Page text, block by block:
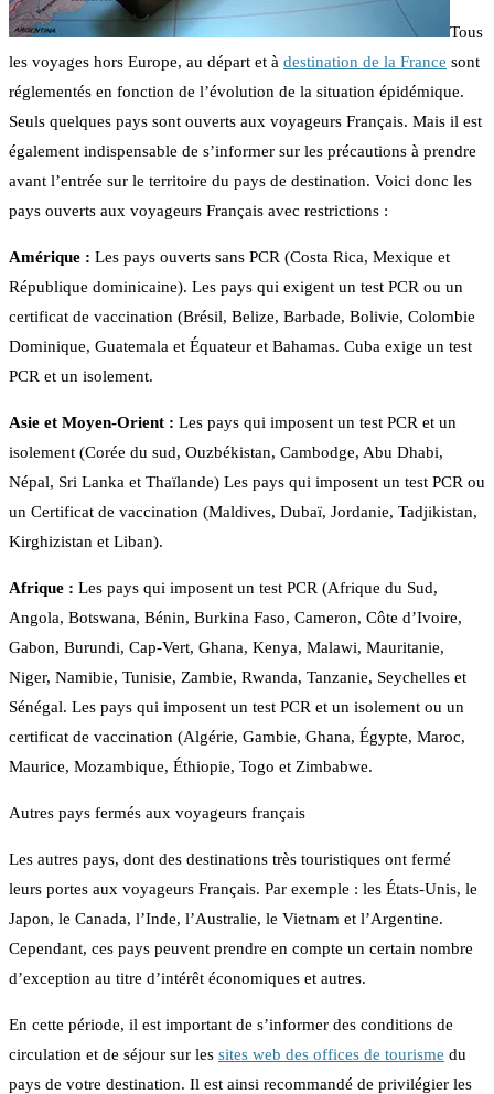
Tous
les voyages hors Europe, au départ et à destination de la France sont
réglementés en fonction de l’évolution de la situation épidémique.
Seuls quelques pays sont ouverts aux voyageurs Français. Mais il est
également indispensable de s’informer sur les précautions à prendre
avant l’entrée sur le territoire du pays de destination. Voici donc les
pays ouverts aux voyageurs Français avec restrictions :
Amérique : Les pays ouverts sans PCR (Costa Rica, Mexique et
République dominicaine). Les pays qui exigent un test PCR ou un
certificat de vaccination (Brésil, Belize, Barbade, Bolivie, Colombie
Dominique, Guatemala et Équateur et Bahamas. Cuba exige un test
PCR et un isolement.
Asie et Moyen-Orient : Les pays qui imposent un test PCR et un
isolement (Corée du sud, Ouzbékistan, Cambodge, Abu Dhabi,
Népal, Sri Lanka et Thaïlande) Les pays qui imposent un test PCR ou
un Certificat de vaccination (Maldives, Dubaï, Jordanie, Tadjikistan,
Kirghizistan et Liban).
Afrique : Les pays qui imposent un test PCR (Afrique du Sud,
Angola, Botswana, Bénin, Burkina Faso, Cameron, Côte d’Ivoire,
Gabon, Burundi, Cap-Vert, Ghana, Kenya, Malawi, Mauritanie,
Niger, Namibie, Tunisie, Zambie, Rwanda, Tanzanie, Seychelles et
Sénégal. Les pays qui imposent un test PCR et un isolement ou un
certificat de vaccination (Algérie, Gambie, Ghana, Égypte, Maroc,
Maurice, Mozambique, Éthiopie, Togo et Zimbabwe.
Autres pays fermés aux voyageurs français
Les autres pays, dont des destinations très touristiques ont fermé
leurs portes aux voyageurs Français. Par exemple : les États-Unis, le
Japon, le Canada, l’Inde, l’Australie, le Vietnam et l’Argentine.
Cependant, ces pays peuvent prendre en compte un certain nombre
d’exception au titre d’intérêt économiques et autres.
En cette période, il est important de s’informer des conditions de
circulation et de séjour sur les sites web des offices de tourisme du
pays de votre destination. Il est ainsi recommandé de privilégier les